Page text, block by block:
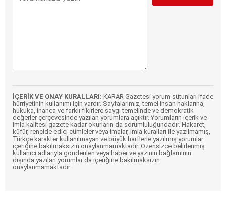
İÇERİK VE ONAY KURALLARI: KARAR Gazetesi yorum sütunları ifade
hürriyetinin kullanımı için vardır. Sayfalarımız, temel insan haklarına,
hukuka, inanca ve farklı fikirlere saygı temelinde ve demokratik
değerler çerçevesinde yazılan yorumlara açıktır. Yorumların içerik ve
imla kalitesi gazete kadar okurların da sorumluluğundadır. Hakaret,
küfür, rencide edici cümleler veya imalar, imla kuralları ile yazılmamış,
Türkçe karakter kullanılmayan ve büyük harflerle yazılmış yorumlar
içeriğine bakılmaksızın onaylanmamaktadır. Özensizce belirlenmiş
kullanıcı adlarıyla gönderilen veya haber ve yazının bağlamının
dışında yazılan yorumlar da içeriğine bakılmaksızın
onaylanmamaktadır.